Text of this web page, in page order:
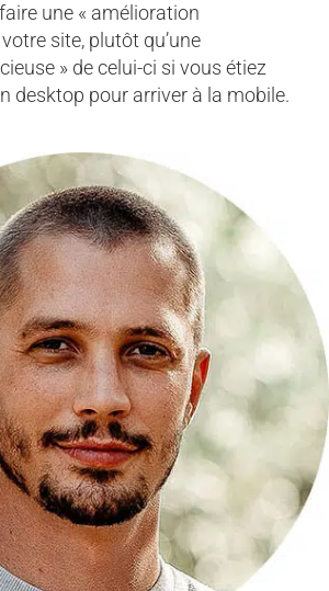
une « amélioration
site, plutôt qu’une
» de celui-ci si vous étiez
desktop pour arriver à la mobile.